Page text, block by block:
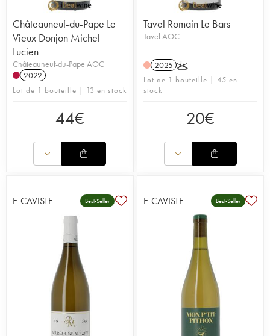
Châteauneuf-du-Pape Le
Vieux Donjon Michel
Lucien
Châteauneuf-du-Pape AOC
2022
Lot de 1 bouteille | 13 en stock
44€
Tavel Romain Le Bars
Tavel AOC
2025 K
Lot de 1 bouteille | 45 en
stock
20€
E-CAVISTE Best-Seller E-CAVISTE Best-Seller